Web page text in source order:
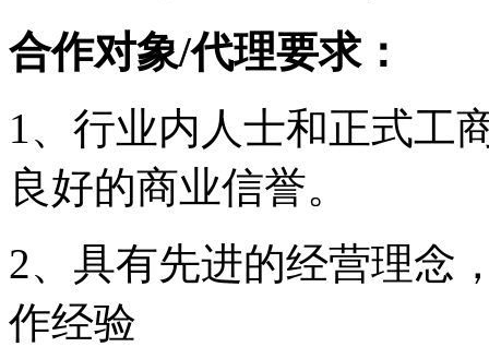
合作对象/代理要求：
1、行业内人士和正式工
良好的商业信誉。
2、具有先进的经营理念
作经验